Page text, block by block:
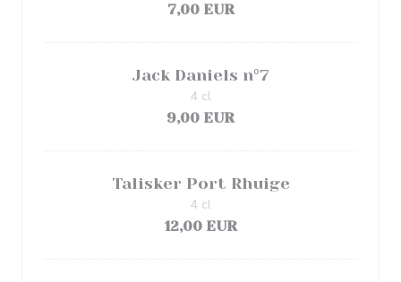
7,00 EUR
Jack Daniels n°7
9,00 EUR
4 cl
Talisker Port Rhuige
12,00 EUR
4 cl